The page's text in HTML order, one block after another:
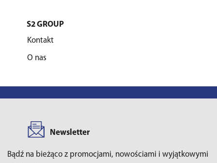
S2 GROUP
Kontakt
O nas
Newsletter
Bądź na bieżąco z promocjami, nowościami i wyjątkowymi